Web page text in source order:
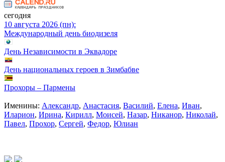
сегодня
10 августа 2026 (пн):
Международный день биодизеля
День Независимости в Эквадоре
День национальных героев в Зимбабве
Прохоры – Пармены
Именины: Александр, Анастасия, Василий, Елена, Иван,
Иларион, Ирина, Кирилл, Моисей, Назар, Никанор, Николай,
Павел, Прохор, Сергей, Федор, Юлиан